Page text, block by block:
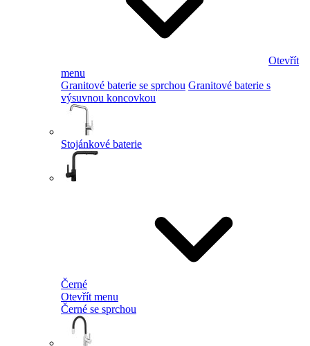
Otevřít
menu
Granitové baterie se sprchou Granitové baterie s
výsuvnou koncovkou
Stojánkové baterie
Černé
Otevřít menu
Černé se sprchou